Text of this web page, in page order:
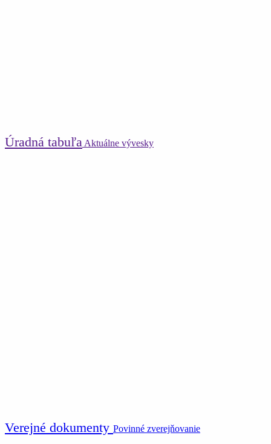
Úradná tabuľa Aktuálne vývesky
Verejné dokumenty Povinné zverejňovanie